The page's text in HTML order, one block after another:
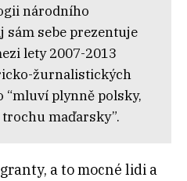
národního
sám sebe prezentuje
lety 2007-2013
žurnalistických
“mluví plynně polsky,
maďarsky”.
a to mocné lidi a